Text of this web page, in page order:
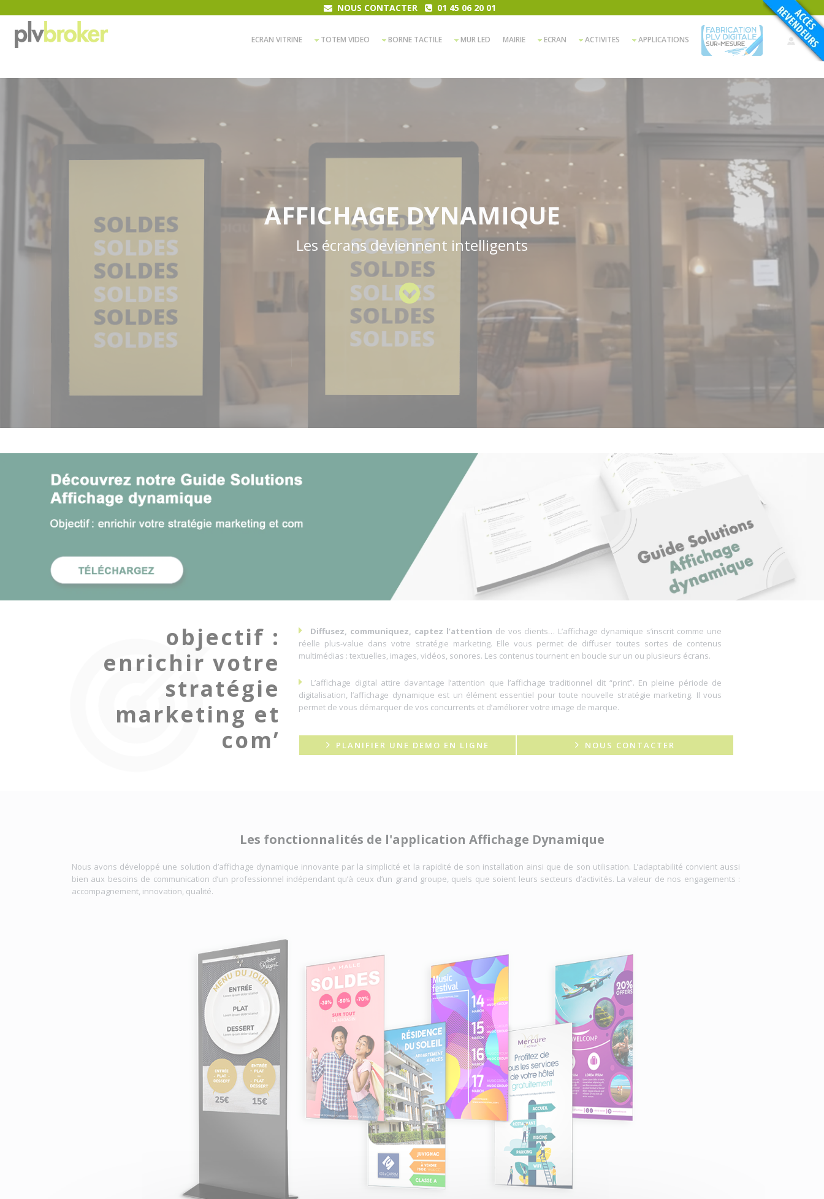
ECRAN VITRINE TOTEM VIDEO BORNE TACTILE MUR LED MAIRIE ECRAN ACTIVITES APPLICATIONS
NOUS CONTACTER 01 45 06 20 01
AFFICHAGE DYNAMIQUE
Les écrans deviennent intelligents
objectif :
enrichir votre
stratégie
marketing et
com’
Diffusez, communiquez, captez l’attention de vos clients… L’affichage dynamique s’inscrit comme une
réelle plus-value dans votre stratégie marketing. Elle vous permet de diffuser toutes sortes de contenus
multimédias : textuelles, images, vidéos, sonores. Les contenus tournent en boucle sur un ou plusieurs écrans.
L’affichage digital attire davantage l’attention que l’affichage traditionnel dit “print”. En pleine période de
digitalisation, l’affichage dynamique est un élément essentiel pour toute nouvelle stratégie marketing. Il vous
permet de vous démarquer de vos concurrents et d’améliorer votre image de marque.
PLANIFIER UNE DEMO EN LIGNE NOUS CONTACTER
Les fonctionnalités de l'application Affichage Dynamique
Nous avons développé une solution d’affichage dynamique innovante par la simplicité et la rapidité de son installation ainsi que de son utilisation. L’adaptabilité convient aussi
bien aux besoins de communication d’un professionnel indépendant qu’à ceux d’un grand groupe, quels que soient leurs secteurs d’activités. La valeur de nos engagements :
accompagnement, innovation, qualité.